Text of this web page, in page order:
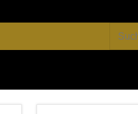
Suchen
nach: